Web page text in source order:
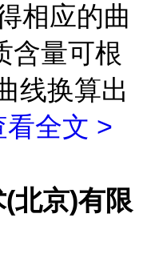
相应的曲
含量可根
线换算出
看全文 >
北京)有限